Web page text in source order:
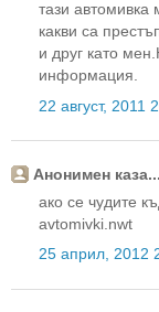
тази
какви са
и друг като
информация.
22 август, 2011
Анонимен каза...
ако се чудите
avtomivki.nwt
25 април, 2012